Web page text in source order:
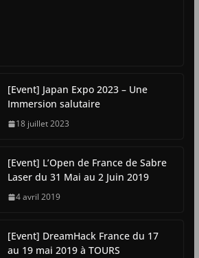
[Event] Japan Expo 2023 – Une
Immersion salutaire
18 juillet 2023
[Event] L’Open de France de Sabre
Laser du 31 Mai au 2 Juin 2019
4 avril 2019
[Event] DreamHack France du 17
au 19 mai 2019 à TOURS